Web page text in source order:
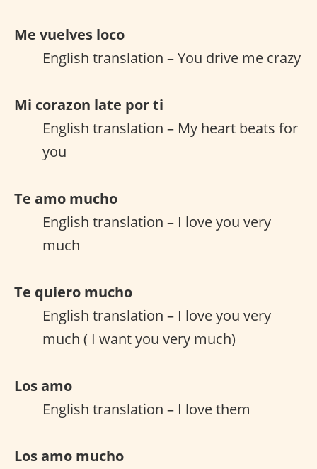
Me vuelves loco
English translation – You drive me crazy
Mi corazon late por ti
English translation – My heart beats for
you
Te amo mucho
English translation – I love you very
much
Te quiero mucho
English translation – I love you very
much ( I want you very much)
Los amo
English translation – I love them
Los amo mucho